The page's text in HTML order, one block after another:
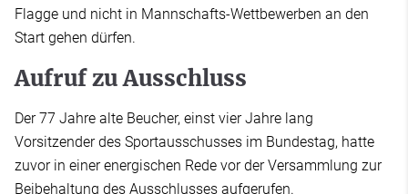
Flagge und nicht in Mannschafts-Wettbewerben an den
Start gehen dürfen.
Aufruf zu Ausschluss
Der 77 Jahre alte Beucher, einst vier Jahre lang
Vorsitzender des Sportausschusses im Bundestag, hatte
zuvor in einer energischen Rede vor der Versammlung zur
Beibehaltung des Ausschlusses aufgerufen.